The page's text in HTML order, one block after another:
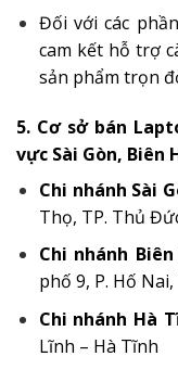
Đối với các
cam kết hỗ trợ
sản phẩm trọn
5. Cơ sở bán
vực Sài Gòn, Biên
Chi nhánh Sài
Thọ, TP. Thủ
Chi nhánh
phố 9, P. Hố
Chi nhánh Hà
Lĩnh – Hà Tĩnh